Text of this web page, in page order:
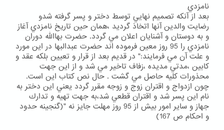
نامزدي
بعد از آنكه تصميم نهايي توسط دختر و پسر گرفته شدو
رضايت والدين آنها اتخاذ گرديد ،همان حين تاريخ نامزدي آغاز
و به دوستان و آشنايان اعلان مي گردد. حضرت بهاالله دوران
نامزدي را 95 روز معين فرموده اند حضرت عبدالبها در اين مورد
و علت آن مي فرمايند:" در قديم بعد از قرار و تعيين بلكه عقد و
كابين ،مدتي مديده ،زفاف تاخير مي شد و از اين جهت
محذورات كليه حاصل مي گشت . حال نص كتاب اين است.
چون ازدواج و اقتران زوج و زوجه مقرر گردد يعني اين دختر به
نام اين پسر شد و اقتران قطعي شد،به جهت تهيه و تدارك
جهاز و ساير امور بيش از 95 روز مهلت جايز نه "(گنجينه حدود
و احكام ص 167)